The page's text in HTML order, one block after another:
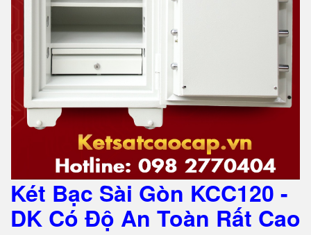
Két Bạc Sài Gòn KCC120 -
DK Có Độ An Toàn Rất Cao